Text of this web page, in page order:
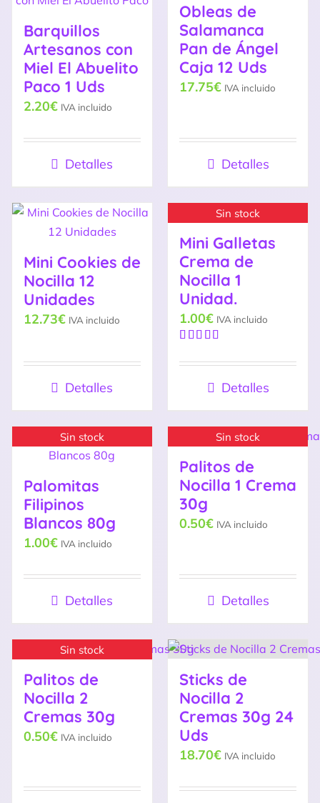
Barquillos
Artesanos con
Miel El Abuelito
Paco 1 Uds
2.20€ IVA incluido
Detalles
Obleas de
Salamanca
Pan de Ángel
Caja 12 Uds
17.75€ IVA incluido
Detalles
Mini Cookies de
Nocilla 12
Unidades
12.73€ IVA incluido
Detalles
Sin stock
Mini Galletas
Crema de
Nocilla 1
Unidad.
con5.00de
1.00€ IVA incluido
Detalles
Sin stock
Palomitas
Filipinos
Blancos 80g
1.00€ IVA incluido
Detalles
Sin stock
Palitos de
Nocilla 1 Crema
30g
0.50€ IVA incluido
Detalles
Sin stock
Palitos de
Nocilla 2
Cremas 30g
0.50€ IVA incluido
Sticks de
Nocilla 2
Cremas 30g 24
Uds
18.70€ IVA incluido